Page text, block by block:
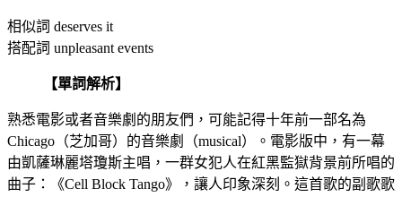
相似詞 deserves it
搭配詞 unpleasant events
【單詞解析】
熟悉電影或者音樂劇的朋友們，可能記得十年前一部名為
Chicago（芝加哥）的音樂劇（musical）。電影版中，有一幕
由凱薩琳麗塔瓊斯主唱，一群女犯人在紅黑監獄背景前所唱的
曲子：《Cell Block Tango》，讓人印象深刻。這首歌的副歌歌